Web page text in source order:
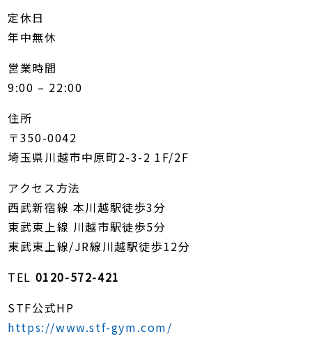
定休日
年中無休
営業時間
9:00 – 22:00
住所
〒350-0042
埼玉県川越市中原町2-3-2 1F/2F
アクセス方法
西武新宿線 本川越駅徒歩3分
東武東上線 川越市駅徒歩5分
東武東上線/JR線川越駅徒歩12分
TEL 0120-572-421
STF公式HP
https://www.stf-gym.com/